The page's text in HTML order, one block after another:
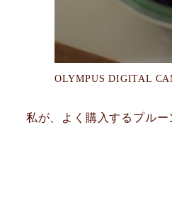
OLYMPUS DIGITAL
私が、よく購入するプルー